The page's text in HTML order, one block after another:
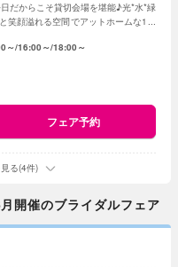
だからこそ貸切会場を堪能♪光*水*緑
笑顔溢れる空間でアットホームな1日
～ 16:00～ 18:00～
フェア予約
る(4件)
催のブライダルフェア